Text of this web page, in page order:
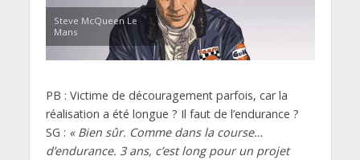
Steve McQueen Le
Mans
PB : Victime de découragement parfois, car la
réalisation a été longue ? Il faut de l’endurance ?
SG : « Bien sûr. Comme dans la course…
d’endurance. 3 ans, c’est long pour un projet